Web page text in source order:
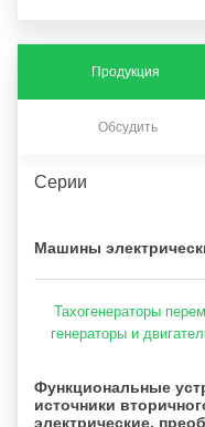
Продукция
Обсудить
Серии
Машины
Тахогенераторы
генераторы и
Функциональные
источники
электрические,